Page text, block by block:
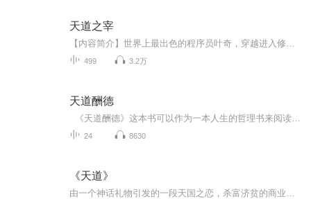
天道之宰
499 3.2万
天道酬德
24 8630
《天道》